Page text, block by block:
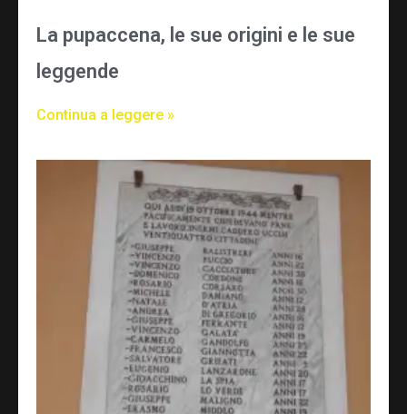
La pupaccena, le sue origini e le sue
leggende
Continua a leggere »